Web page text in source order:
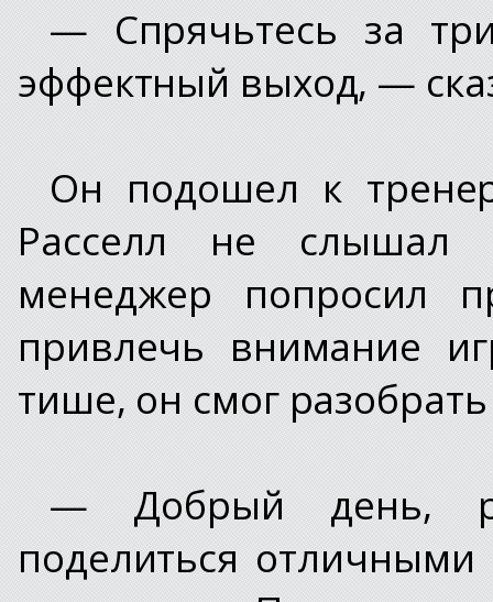
— Спрячьтесь за
эффектный выход, —
Он подошел к
Расселл не слышал
менеджер попросил
привлечь внимание
тише, он смог
— Добрый день,
поделиться